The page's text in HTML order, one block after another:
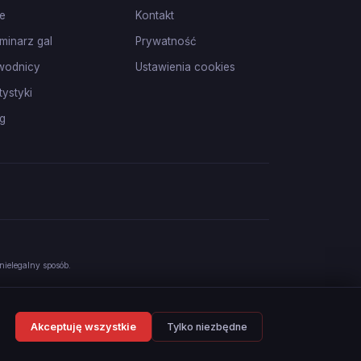
gal
Kontakt
Prywatność
Ustawienia cookies
sposób.
Akceptuję wszystkie Tylko niezbędne